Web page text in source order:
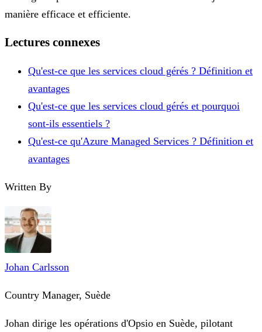
manière efficace et efficiente.
Lectures connexes
Qu'est-ce que les services cloud gérés ? Définition et
avantages
Qu'est-ce que les services cloud gérés et pourquoi
sont-ils essentiels ?
Qu'est-ce qu'Azure Managed Services ? Définition et
avantages
Written By
Johan Carlsson
Country Manager, Suède
Johan dirige les opérations d'Opsio en Suède, pilotant